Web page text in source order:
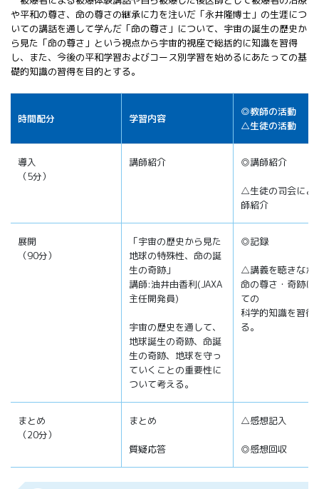
や平和の尊さ、命の尊さの継承に力を注いだ「永井隆博士」の生涯につ
いての講話を通して学んだ「命の尊さ」について、宇宙の誕生の歴史か
ら見た「命の尊さ」という視点から宇宙的視座で総括的に知識を習得
し、また、今後の平和学習およびコース別学習を始めるにあたっての基
礎的知識の習得を目的とする。
時間配分 学習内容
◎教師の活動
△生徒の活動
導入
（5分）
講師紹介 ◎講師紹介
△生徒の司会によ
師紹介
展開
（90分）
「宇宙の歴史から見た
地球の特殊性、命の誕
生の奇跡」
講師:油井由香利(JAXA
主任開発員)
宇宙の歴史を通して、
地球誕生の奇跡、命誕
生の奇跡、地球を守っ
ていくことの重要性に
ついて考える。
◎記録
△講義を聴きなが
命の尊さ・奇跡に
ての
科学的知識を習得
る。
まとめ
（20分）
まとめ
質疑応答
△感想記入
◎感想回収